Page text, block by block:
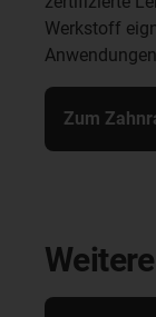
Werkstoff
Zum